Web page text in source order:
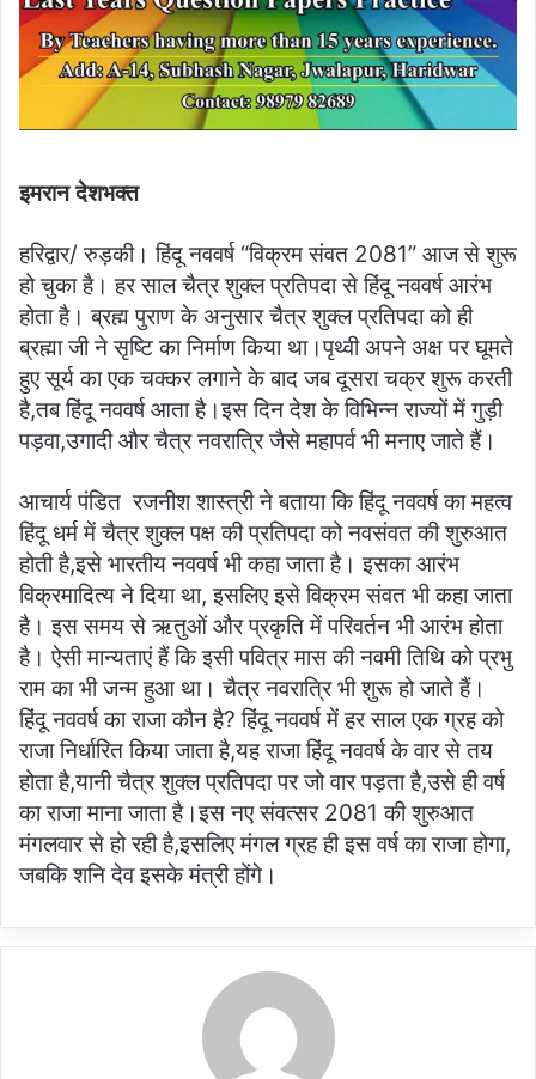
इमरान देशभक्त
हरिद्वार/ रुड़की। हिंदू नववर्ष “विक्रम संवत 2081” आज से शुरू
हो चुका है। हर साल चैत्र शुक्ल प्रतिपदा से हिंदू नववर्ष आरंभ
होता है। ब्रह्म पुराण के अनुसार चैत्र शुक्ल प्रतिपदा को ही
ब्रह्मा जी ने सृष्टि का निर्माण किया था।पृथ्वी अपने अक्ष पर घूमते
हुए सूर्य का एक चक्कर लगाने के बाद जब दूसरा चक्र शुरू करती
है,तब हिंदू नववर्ष आता है।इस दिन देश के विभिन्न राज्यों में गुड़ी
पड़वा,उगादी और चैत्र नवरात्रि जैसे महापर्व भी मनाए जाते हैं।
आचार्य पंडित रजनीश शास्त्री ने बताया कि हिंदू नववर्ष का महत्व
हिंदू धर्म में चैत्र शुक्ल पक्ष की प्रतिपदा को नवसंवत की शुरुआत
होती है,इसे भारतीय नववर्ष भी कहा जाता है। इसका आरंभ
विक्रमादित्य ने दिया था, इसलिए इसे विक्रम संवत भी कहा जाता
है। इस समय से ऋतुओं और प्रकृति में परिवर्तन भी आरंभ होता
है। ऐसी मान्यताएं हैं कि इसी पवित्र मास की नवमी तिथि को प्रभु
राम का भी जन्म हुआ था। चैत्र नवरात्रि भी शुरू हो जाते हैं।
हिंदू नववर्ष का राजा कौन है? हिंदू नववर्ष में हर साल एक ग्रह को
राजा निर्धारित किया जाता है,यह राजा हिंदू नववर्ष के वार से तय
होता है,यानी चैत्र शुक्ल प्रतिपदा पर जो वार पड़ता है,उसे ही वर्ष
का राजा माना जाता है।इस नए संवत्सर 2081 की शुरुआत
मंगलवार से हो रही है,इसलिए मंगल ग्रह ही इस वर्ष का राजा होगा,
जबकि शनि देव इसके मंत्री होंगे।